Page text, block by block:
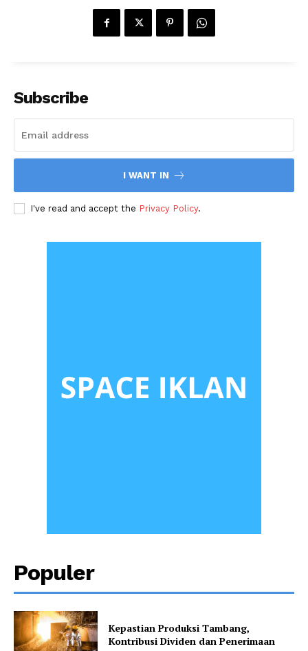
Subscribe
I WANT IN
I've read and accept the Privacy Policy.
Populer
Kepastian Produksi Tambang,
Kontribusi Dividen dan Penerimaan